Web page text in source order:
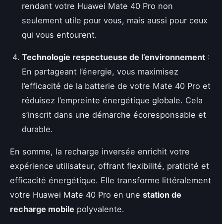
rendant votre Huawei Mate 40 Pro non
seulement utile pour vous, mais aussi pour ceux
qui vous entourent.
Technologie respectueuse de l’environnement :
En partageant l’énergie, vous maximisez
l’efficacité de la batterie de votre Mate 40 Pro et
réduisez l’empreinte énergétique globale. Cela
s’inscrit dans une démarche écoresponsable et
durable.
En somme, la recharge inversée enrichit votre
expérience utilisateur, offrant flexibilité, praticité et
efficacité énergétique. Elle transforme littéralement
votre Huawei Mate 40 Pro en une station de
recharge mobile polyvalente.